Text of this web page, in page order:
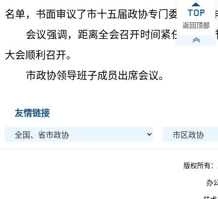
名单，书面审议了市十五届政协专门委员会工
会议强调，距离全会召开时间紧任务重
大会顺利召开。
市政协领导班子成员出席会议。
返回顶部
友情链接
版权所有
办